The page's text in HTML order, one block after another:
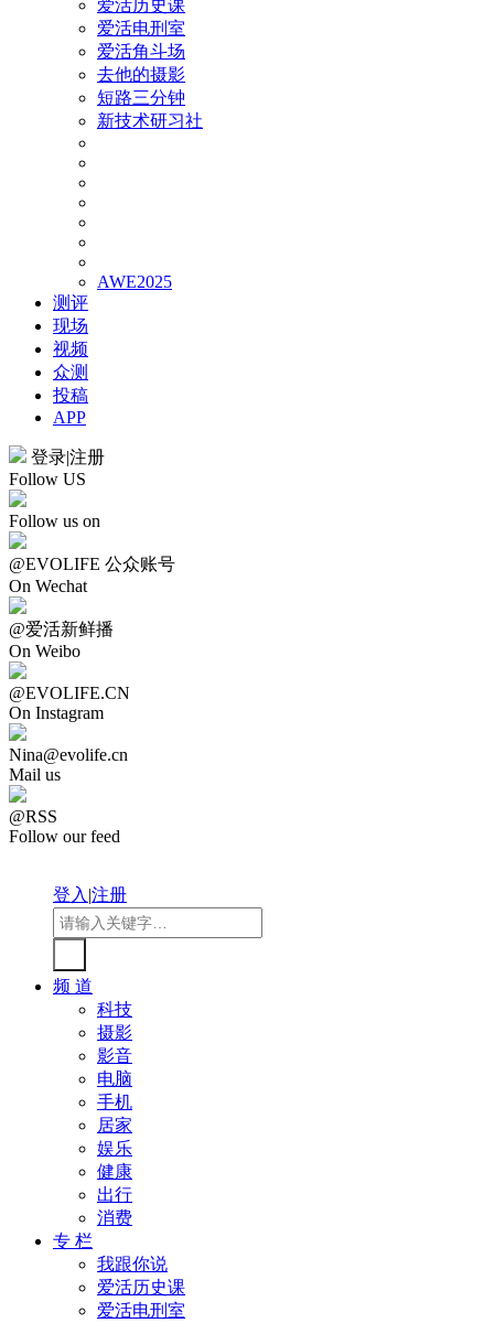
爱活历史课
爱活电刑室
爱活角斗场
去他的摄影
短路三分钟
新技术研习社
AWE2025
测评
现场
视频
众测
投稿
APP
登录|注册
Follow US
Follow us on
@EVOLIFE 公众账号
On Wechat
@爱活新鲜播
On Weibo
@EVOLIFE.CN
On Instagram
Nina@evolife.cn
Mail us
@RSS
Follow our feed
登入|注册
频 道
科技
摄影
影音
电脑
手机
居家
娱乐
健康
出行
消费
专 栏
我跟你说
爱活历史课
爱活电刑室